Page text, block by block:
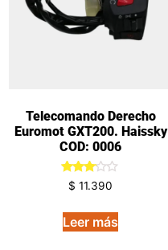
Telecomando Derecho
Euromot GXT200. Haissky
COD: 0006
Valorado
en
de 5
$ 11.390
Leer más